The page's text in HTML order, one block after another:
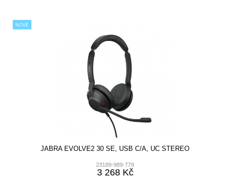
NOVÉ
JABRA EVOLVE2 30 SE, USB C/A, UC STEREO
23189-989-779
3 268 Kč